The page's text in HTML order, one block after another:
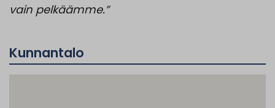
vain pelkäämme.”
Kunnantalo